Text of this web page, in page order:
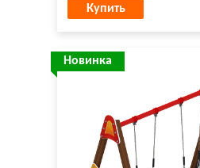
Купить
Новинка